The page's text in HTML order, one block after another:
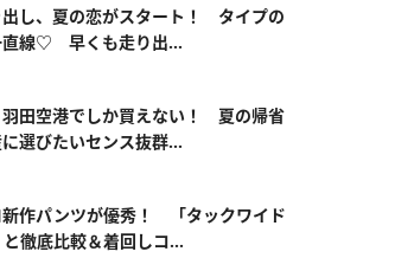
し、夏の恋がスタート！ タイプの
直線♡ 早くも走り出...
田空港でしか買えない！ 夏の帰省
選びたいセンス抜群...
新作パンツが優秀！ 「タックワイド
徹底比較＆着回しコ...